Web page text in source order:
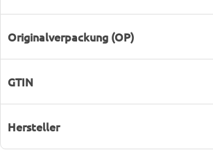
Originalverpackung (OP)
GTIN
Hersteller